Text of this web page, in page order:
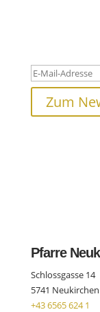
Zum
Pfarre
Schlossgasse 14
5741
+43 6565 624 1